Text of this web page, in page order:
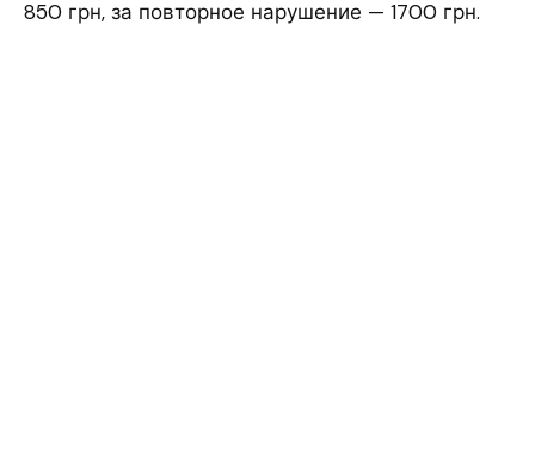
850 грн, за повторное нарушение — 1700 грн.